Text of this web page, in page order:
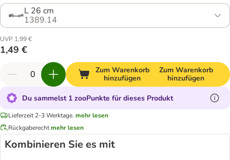
L 26 cm
1389.14
UVP 1,99 €
1,49 €
Zum Warenkorb
hinzufügen
Zum Warenkorb
hinzufügen
Du sammelst 1 zooPunkte für dieses Produkt
Lieferzeit 2-3 Werktage. mehr lesen
Rückgaberechtmehr lesen
Kombinieren Sie es mit